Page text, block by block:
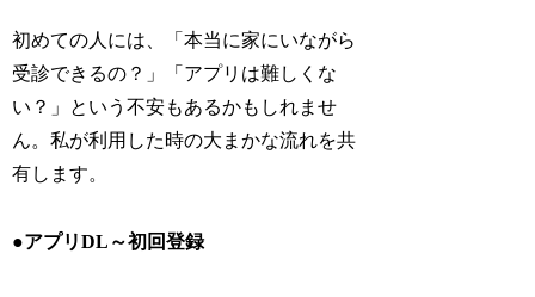
初めての人には、「本当に家にいながら
受診できるの？」「アプリは難しくな
い？」という不安もあるかもしれませ
ん。私が利用した時の大まかな流れを共
有します。
●アプリDL～初回登録